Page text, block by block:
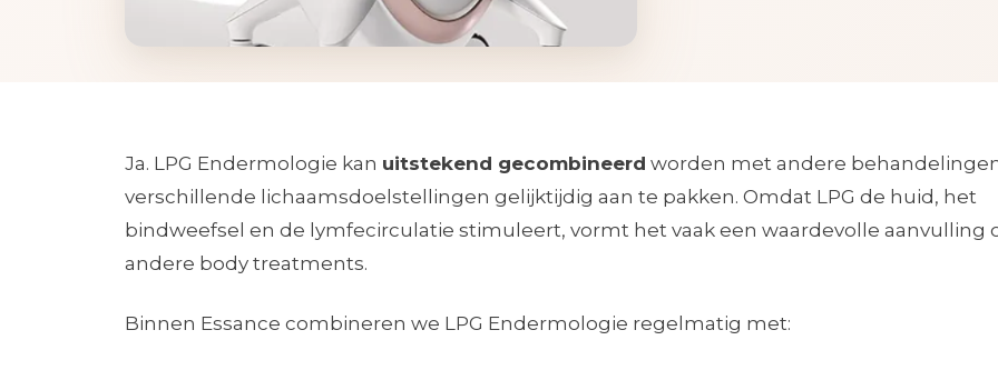
Ja. LPG Endermologie kan uitstekend gecombineerd worden met andere
verschillende lichaamsdoelstellingen gelijktijdig aan te pakken. Omdat LPG de huid, het
bindweefsel en de lymfecirculatie stimuleert, vormt het vaak een waardevolle aanvulling
andere body treatments.
Binnen Essance combineren we LPG Endermologie regelmatig met: